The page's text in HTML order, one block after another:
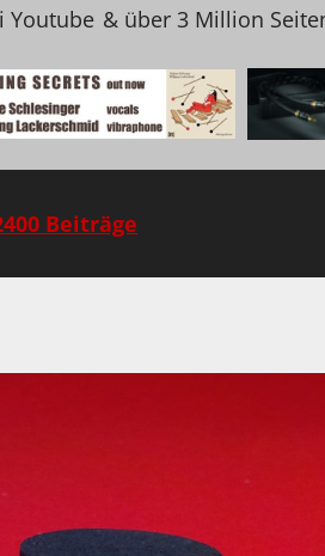
Youtube & über 3 Million
Beiträge